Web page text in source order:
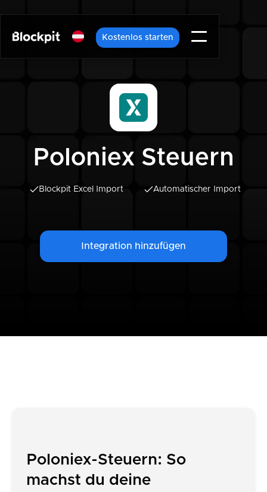
Kostenlos starten
Poloniex Steuern
Blockpit Excel Import Automatischer Import
Integration hinzufügen
Poloniex-Steuern: So
machst du deine